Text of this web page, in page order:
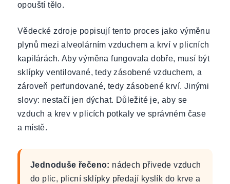
opouští tělo.
Vědecké zdroje popisují tento proces jako výměnu
plynů mezi alveolárním vzduchem a krví v plicních
kapilárách. Aby výměna fungovala dobře, musí být
sklípky ventilované, tedy zásobené vzduchem, a
zároveň perfundované, tedy zásobené krví. Jinými
slovy: nestačí jen dýchat. Důležité je, aby se
vzduch a krev v plicích potkaly ve správném čase
a místě.
Jednoduše řečeno: nádech přivede vzduch
do plic, plicní sklípky předají kyslík do krve a